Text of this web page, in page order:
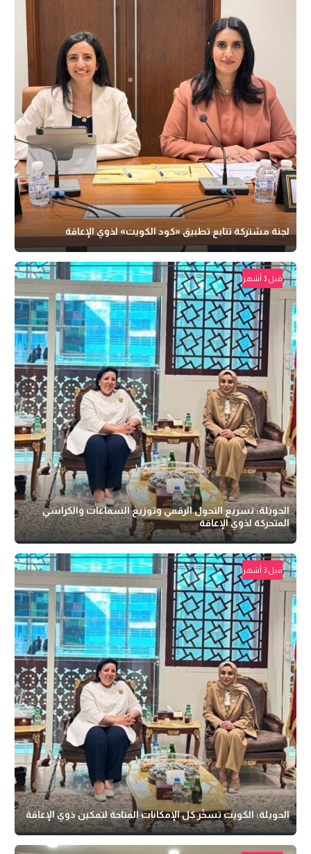
لجنة مشتركة تتابع تطبيق «كود الكويت» لذوي الإعاقة
قبل 3 أشهر
الحويلة: تسريع التحول الرقمي وتوزيع السماعات والكراسي
المتحركة لذوي الإعاقة
قبل 3 أشهر
الحويلة: الكويت تسخّر كل الإمكانات المتاحة لتمكين ذوي الإعاقة